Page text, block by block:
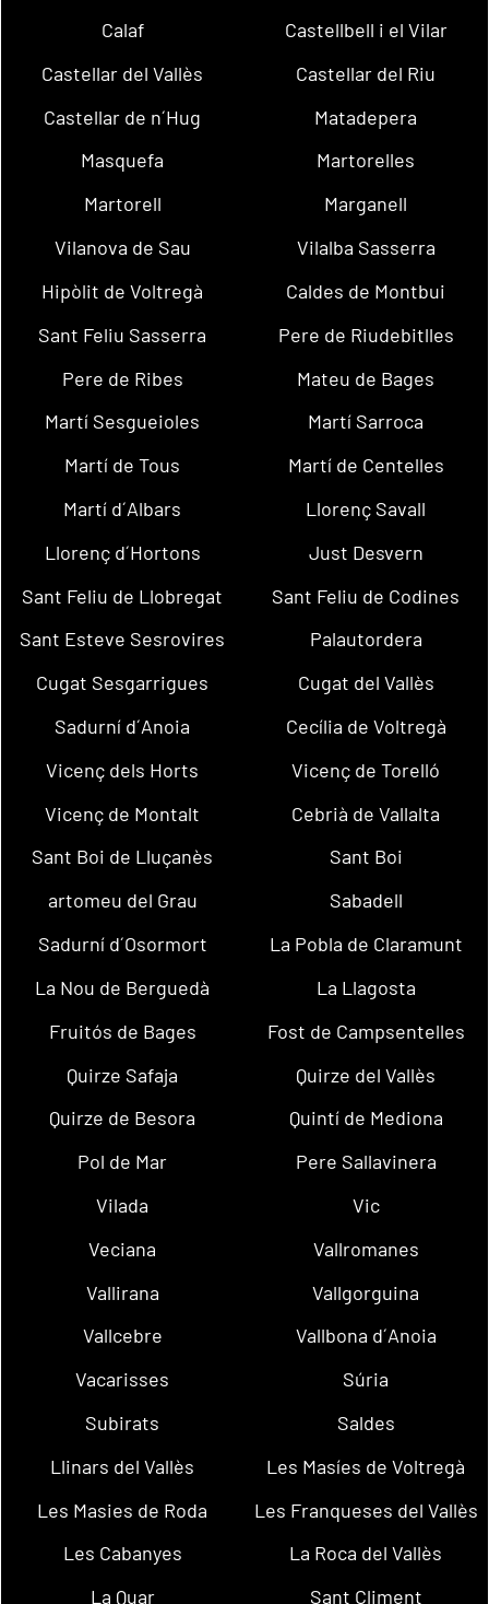
Calaf
Castellbell i el Vilar
Castellar del Vallès
Castellar del Riu
Castellar de n´Hug
Matadepera
Masquefa
Martorelles
Martorell
Marganell
Vilanova de Sau
Vilalba Sasserra
Hipòlit de Voltregà
Caldes de Montbui
Sant Feliu Sasserra
Pere de Riudebitlles
Pere de Ribes
Mateu de Bages
Martí Sesgueioles
Martí Sarroca
Martí de Tous
Martí de Centelles
Martí d´Albars
Llorenç Savall
Llorenç d´Hortons
Just Desvern
Sant Feliu de Llobregat
Sant Feliu de Codines
Sant Esteve Sesrovires
Palautordera
Cugat Sesgarrigues
Cugat del Vallès
Sadurní d´Anoia
Cecília de Voltregà
Vicenç dels Horts
Vicenç de Torelló
Vicenç de Montalt
Cebrià de Vallalta
Sant Boi de Lluçanès
Sant Boi
artomeu del Grau
Sabadell
Sadurní d´Osormort
La Pobla de Claramunt
La Nou de Berguedà
La Llagosta
Fruitós de Bages
Fost de Campsentelles
Quirze Safaja
Quirze del Vallès
Quirze de Besora
Quintí de Mediona
Pol de Mar
Pere Sallavinera
Vilada
Vic
Veciana
Vallromanes
Vallirana
Vallgorguina
Vallcebre
Vallbona d´Anoia
Vacarisses
Súria
Subirats
Saldes
Llinars del Vallès
Les Masíes de Voltregà
Les Masies de Roda
Les Franqueses del Vallès
Les Cabanyes
La Roca del Vallès
La Quar
Sant Climent